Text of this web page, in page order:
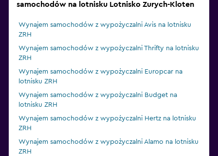
samochodów na lotnisku Lotnisko Zurych-Kloten
Wynajem samochodów z wypożyczalni Avis na lotnisku
ZRH
Wynajem samochodów z wypożyczalni Thrifty na lotnisku
ZRH
Wynajem samochodów z wypożyczalni Europcar na
lotnisku ZRH
Wynajem samochodów z wypożyczalni Budget na
lotnisku ZRH
Wynajem samochodów z wypożyczalni Hertz na lotnisku
ZRH
Wynajem samochodów z wypożyczalni Alamo na lotnisku
ZRH